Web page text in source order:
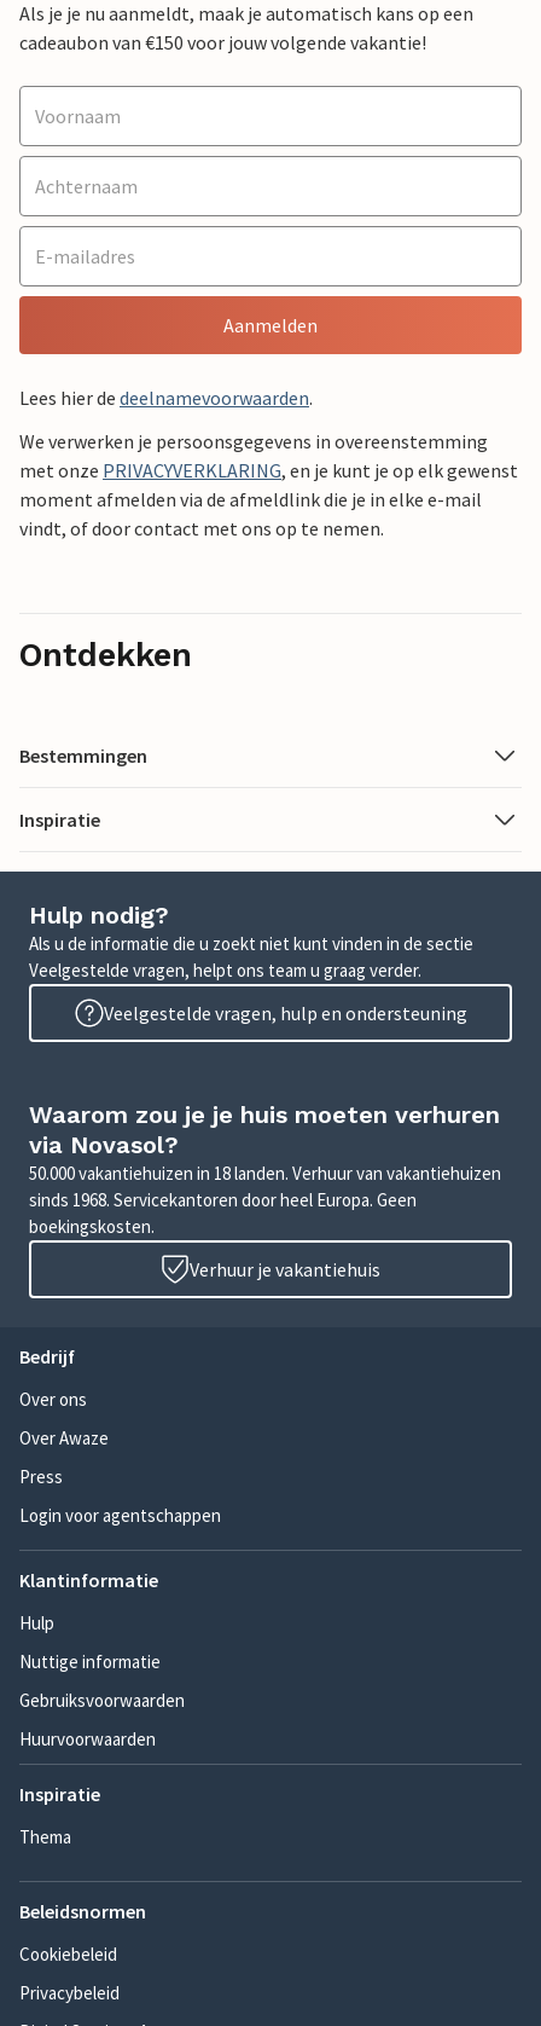
Als je je nu aanmeldt, maak je automatisch kans op een
cadeaubon van €150 voor jouw volgende vakantie!
Aanmelden
Lees hier de deelnamevoorwaarden.
We verwerken je persoonsgegevens in overeenstemming
met onze PRIVACYVERKLARING, en je kunt je op elk gewenst
moment afmelden via de afmeldlink die je in elke e-mail
vindt, of door contact met ons op te nemen.
Ontdekken
Bestemmingen
Inspiratie
Hulp nodig?
Als u de informatie die u zoekt niet kunt vinden in de sectie
Veelgestelde vragen, helpt ons team u graag verder.
Veelgestelde vragen, hulp en ondersteuning
Waarom zou je je huis moeten verhuren
via Novasol?
50.000 vakantiehuizen in 18 landen. Verhuur van vakantiehuizen
sinds 1968. Servicekantoren door heel Europa. Geen
boekingskosten.
Verhuur je vakantiehuis
Bedrijf
Over ons
Over Awaze
Press
Login voor agentschappen
Klantinformatie
Hulp
Nuttige informatie
Gebruiksvoorwaarden
Huurvoorwaarden
Inspiratie
Thema
Beleidsnormen
Cookiebeleid
Privacybeleid